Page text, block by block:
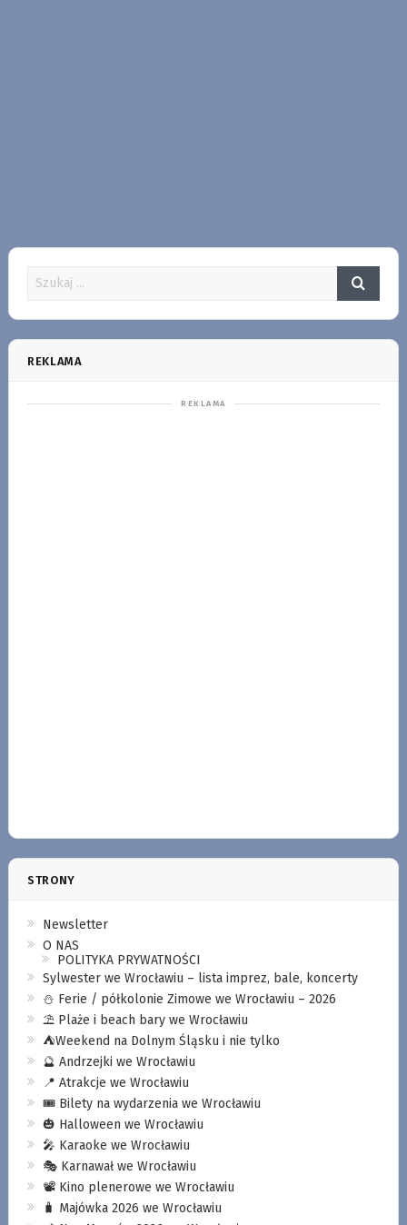
REKLAMA
STRONY
Newsletter
O NAS
POLITYKA PRYWATNOŚCI
Sylwester we Wrocławiu – lista imprez, bale, koncerty
⛄️ Ferie / półkolonie Zimowe we Wrocławiu – 2026
⛱️ Plaże i beach bary we Wrocławiu
⛺️Weekend na Dolnym Śląsku i nie tylko
🔮 Andrzejki we Wrocławiu
📍 Atrakcje we Wrocławiu
🎟️ Bilety na wydarzenia we Wrocławiu
🎃 Halloween we Wrocławiu
🎤 Karaoke we Wrocławiu
🎭 Karnawał we Wrocławiu
📽️ Kino plenerowe we Wrocławiu
🧳 Majówka 2026 we Wrocławiu